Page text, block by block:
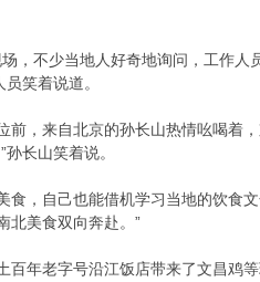
，不少当地人好奇地询问，工作人
笑着说道。
前，来自北京的孙长山热情吆喝着
长山笑着说。
，自己也能借机学习当地的饮食
北美食双向奔赴。”
年老字号沿江饭店带来了文昌鸡